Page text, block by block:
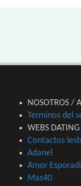
NOSOTROS /
Terminos del
WEBS DATING
Contactos
Adanel
Amor
Mas40